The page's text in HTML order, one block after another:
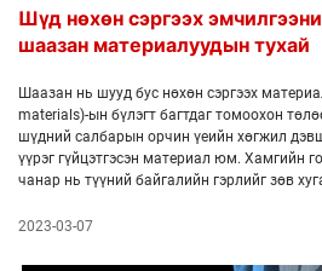
Шүд нөхөн сэргээх
шаазан материалуудын тухай
Шаазан нь шууд бус нөхөн сэргээх
materials)-ын бүлэгт багтдаг томоохон
шүдний салбарын орчин үеийн хөгжил
үүрэг гүйцэтгэсэн материал юм. Хамгийн
чанар нь түүний байгалийн гэрлийг зөв
2023-03-07